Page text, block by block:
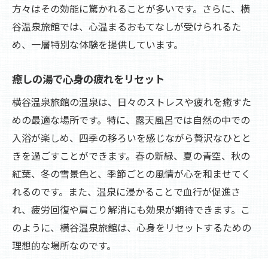
温泉宿で体験する日本の伝統文化
おもてなしの心を感じる宿泊体験
温泉と共に楽しむ地元の味覚
リピートしたくなるサービスの秘密
信州の旬を味わう横谷温泉旅館の贅沢な料理
地元食材を活かした季節の料理
信州ならではの食文化を楽しむ
シェフこだわりの創作料理を堪能
美味しさの秘密を探る料理インタビュー
食で味わう信州の四季と風土
旅の楽しみを盛り上げる贅沢な食事
方々はその効能に驚かれることが多いです。さらに、横
谷温泉旅館では、心温まるおもてなしが受けられるた
め、一層特別な体験を提供しています。
癒しの湯で心身の疲れをリセット
横谷温泉旅館の温泉は、日々のストレスや疲れを癒すた
めの最適な場所です。特に、露天風呂では自然の中での
入浴が楽しめ、四季の移ろいを感じながら贅沢なひとと
きを過ごすことができます。春の新緑、夏の青空、秋の
紅葉、冬の雪景色と、季節ごとの風情が心を和ませてく
れるのです。また、温泉に浸かることで血行が促進さ
れ、疲労回復や肩こり解消にも効果が期待できます。こ
のように、横谷温泉旅館は、心身をリセットするための
理想的な場所なのです。